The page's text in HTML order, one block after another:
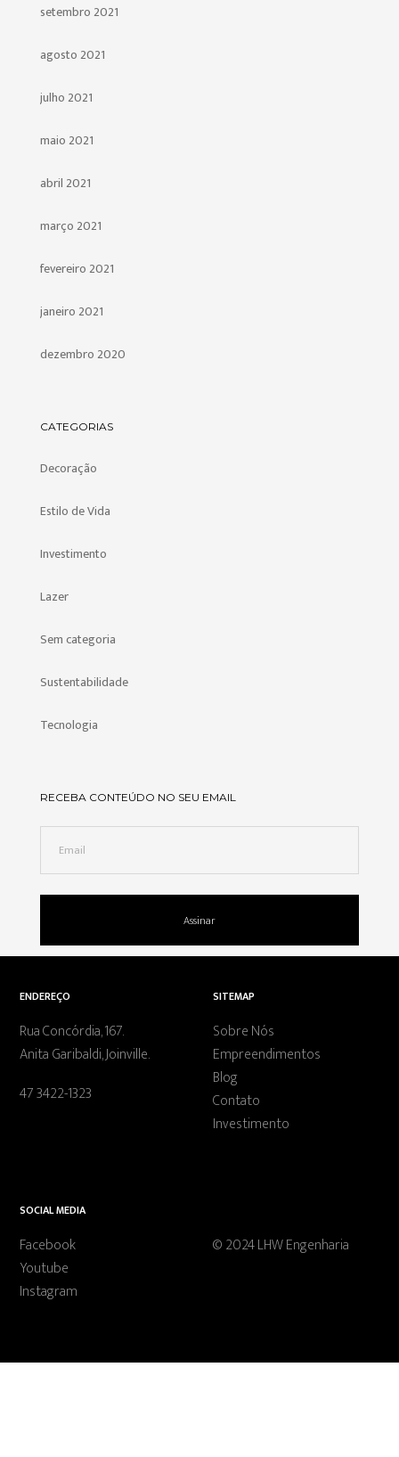
setembro 2021
agosto 2021
julho 2021
maio 2021
abril 2021
março 2021
fevereiro 2021
janeiro 2021
dezembro 2020
CATEGORIAS
Decoração
Estilo de Vida
Investimento
Lazer
Sem categoria
Sustentabilidade
Tecnologia
RECEBA CONTEÚDO NO SEU EMAIL
ENDEREÇO
Rua Concórdia, 167.
Anita Garibaldi, Joinville.
47 3422-1323
SITEMAP
Sobre Nós
Empreendimentos
Blog
Contato
Investimento
SOCIAL MEDIA
Facebook
Youtube
Instagram
© 2024 LHW Engenharia